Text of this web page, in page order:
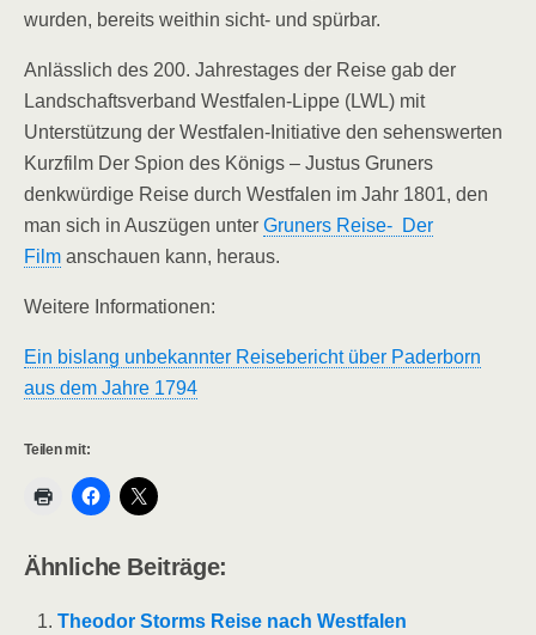
wurden, bereits weithin sicht- und spürbar.
Anlässlich des 200. Jahrestages der Reise gab der
Landschaftsverband Westfalen-Lippe (LWL) mit
Unterstützung der Westfalen-Initiative den sehenswerten
Kurzfilm Der Spion des Königs – Justus Gruners
denkwürdige Reise durch Westfalen im Jahr 1801, den
man sich in Auszügen unter Gruners Reise- Der
Film anschauen kann, heraus.
Weitere Informationen:
Ein bislang unbekannter Reisebericht über Paderborn
aus dem Jahre 1794
Teilen mit:
Ähnliche Beiträge:
Theodor Storms Reise nach Westfalen